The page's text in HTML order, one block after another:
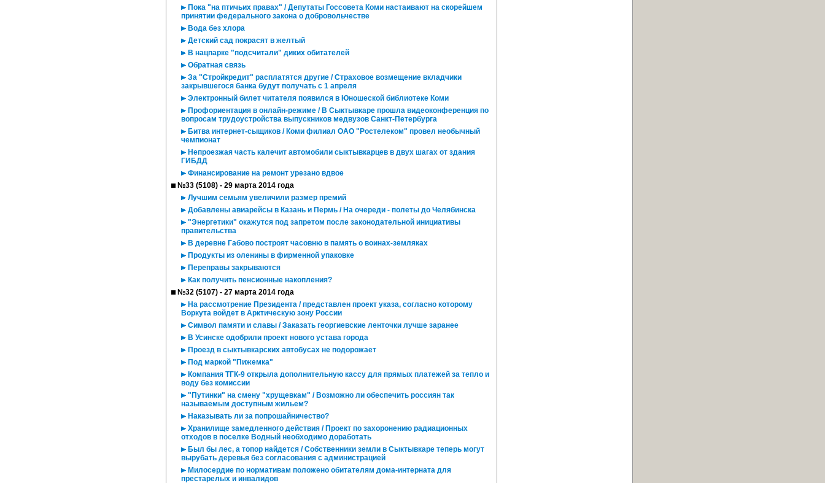
Пока "на птичьих правах" / Депутаты Госсовета Коми настаивают на скорейшем
принятии федерального закона о добровольчестве
Вода без хлора
Детский сад покрасят в желтый
В нацпарке "подсчитали" диких обитателей
Обратная связь
За "Стройкредит" расплатятся другие / Страховое возмещение вкладчики
закрывшегося банка будут получать с 1 апреля
Электронный билет читателя появился в Юношеской библиотеке Коми
Профориентация в онлайн-режиме / В Сыктывкаре прошла видеоконференция по
вопросам трудоустройства выпускников медвузов Санкт-Петербурга
Битва интернет-сыщиков / Коми филиал ОАО "Ростелеком" провел необычный
чемпионат
Непроезжая часть калечит автомобили сыктывкарцев в двух шагах от здания
ГИБДД
Финансирование на ремонт урезано вдвое
№33 (5108) - 29 марта 2014 года
Лучшим семьям увеличили размер премий
Добавлены авиарейсы в Казань и Пермь / На очереди - полеты до Челябинска
"Энергетики" окажутся под запретом после законодательной инициативы
правительства
В деревне Габово построят часовню в память о воинах-земляках
Продукты из оленины в фирменной упаковке
Переправы закрываются
Как получить пенсионные накопления?
№32 (5107) - 27 марта 2014 года
На рассмотрение Президента / представлен проект указа, согласно которому
Воркута войдет в Арктическую зону России
Символ памяти и славы / Заказать георгиевские ленточки лучше заранее
В Усинске одобрили проект нового устава города
Проезд в сыктывкарских автобусах не подорожает
Под маркой "Пижемка"
Компания ТГК-9 открыла дополнительную кассу для прямых платежей за тепло и
воду без комиссии
"Путинки" на смену "хрущевкам" / Возможно ли обеспечить россиян так
называемым доступным жильем?
Наказывать ли за попрошайничество?
Хранилище замедленного действия / Проект по захоронению радиационных
отходов в поселке Водный необходимо доработать
Был бы лес, а топор найдется / Собственники земли в Сыктывкаре теперь могут
вырубать деревья без согласования с администрацией
Милосердие по нормативам положено обитателям дома-интерната для
престарелых и инвалидов